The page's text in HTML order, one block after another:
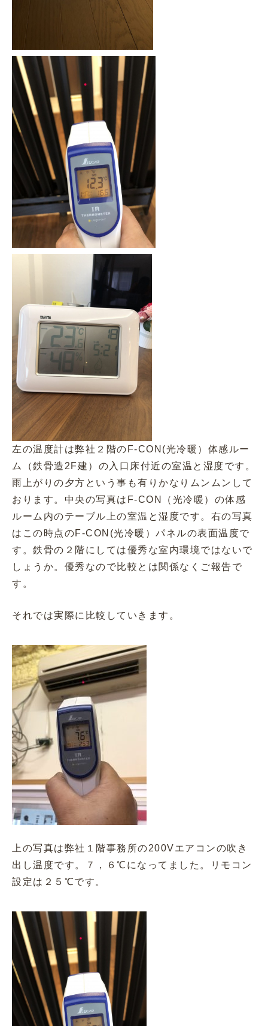
左の温度計は弊社２階のF-CON(光冷暖）体感ルー
ム（鉄骨造2F建）の入口床付近の室温と湿度です。
雨上がりの夕方という事も有りかなりムンムンして
おります。中央の写真はF-CON（光冷暖）の体感
ルーム内のテーブル上の室温と湿度です。右の写真
はこの時点のF-CON(光冷暖）パネルの表面温度で
す。鉄骨の２階にしては優秀な室内環境ではないで
しょうか。優秀なので比較とは関係なくご報告で
す。
それでは実際に比較していきます。
上の写真は弊社１階事務所の200Vエアコンの吹き
出し温度です。７，６℃になってました。リモコン
設定は２５℃です。